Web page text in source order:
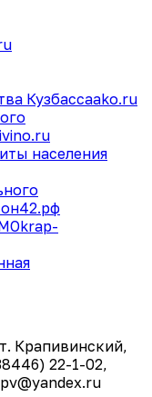
Кузбассаako.ru
населения
krap-
Крапивинский,
22-1-02,